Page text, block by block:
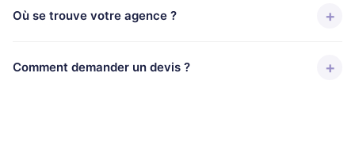
Où se trouve votre agence ? +
Comment demander un devis ? +